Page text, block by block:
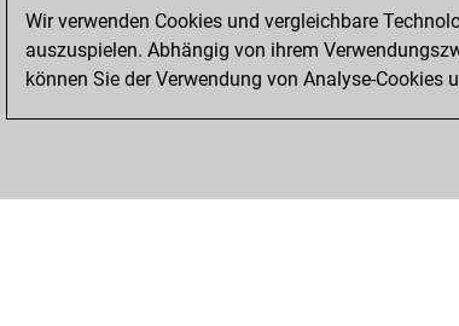
Wir verwenden Cookies und vergleichbare
auszuspielen. Abhängig von ihrem
können Sie der Verwendung von Analyse-